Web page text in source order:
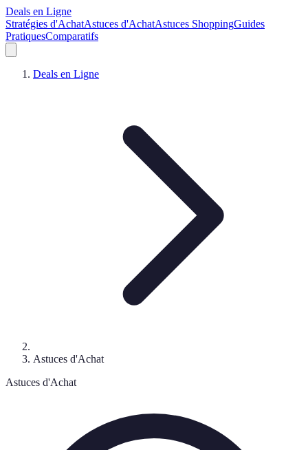
Deals en Ligne
Stratégies d'AchatAstuces d'AchatAstuces ShoppingGuides
PratiquesComparatifs
Deals en Ligne
Astuces d'Achat
Astuces d'Achat